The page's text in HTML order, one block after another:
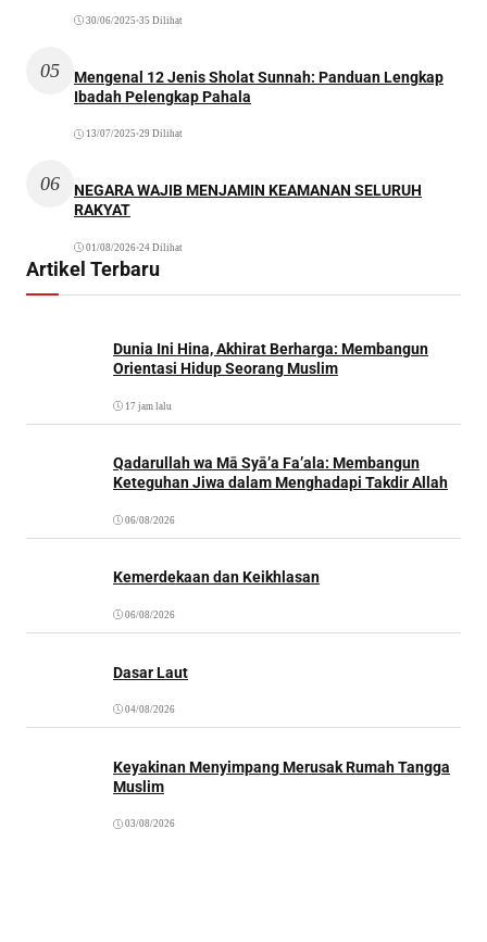
30/06/2025 •35 Dilihat
05
Mengenal 12 Jenis Sholat Sunnah: Panduan Lengkap
Ibadah Pelengkap Pahala
13/07/2025 •29 Dilihat
06
NEGARA WAJIB MENJAMIN KEAMANAN SELURUH
RAKYAT
01/08/2026•24 Dilihat
Artikel Terbaru
Dunia Ini Hina, Akhirat Berharga: Membangun
Orientasi Hidup Seorang Muslim
17 jam lalu
Qadarullah wa Mā Syā’a Fa’ala: Membangun
Keteguhan Jiwa dalam Menghadapi Takdir Allah
06/08/2026
Kemerdekaan dan Keikhlasan
06/08/2026
Dasar Laut
04/08/2026
Keyakinan Menyimpang Merusak Rumah Tangga
Muslim
03/08/2026